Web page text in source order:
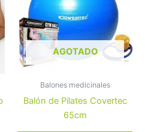
AGOTADO
Balones medicinales
Balón de Pilates Covertec
65cm